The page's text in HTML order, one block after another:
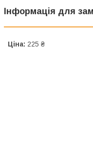
Інформація для
Ціна: 225 ₴